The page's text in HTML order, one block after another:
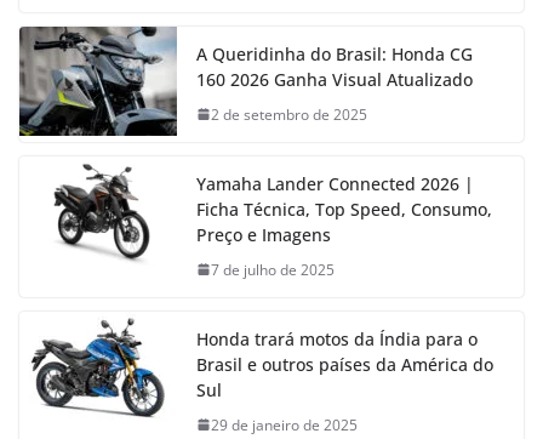
A Queridinha do Brasil: Honda CG
160 2026 Ganha Visual Atualizado
2 de setembro de 2025
Yamaha Lander Connected 2026 |
Ficha Técnica, Top Speed, Consumo,
Preço e Imagens
7 de julho de 2025
Honda trará motos da Índia para o
Brasil e outros países da América do
Sul
29 de janeiro de 2025